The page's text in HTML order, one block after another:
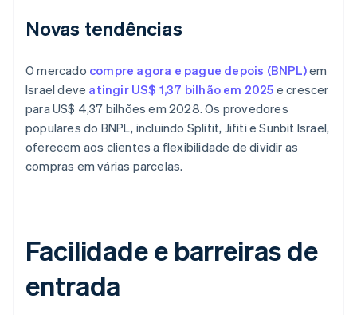
Novas tendências
O mercado compre agora e pague depois (BNPL)em
Israel deve atingir US$ 1,37 bilhão em 2025 e crescer
para US$ 4,37 bilhões em 2028. Os provedores
populares do BNPL, incluindo Splitit, Jifiti e Sunbit Israel,
oferecem aos clientes a flexibilidade de dividir as
compras em várias parcelas.
Facilidade e barreiras de
entrada